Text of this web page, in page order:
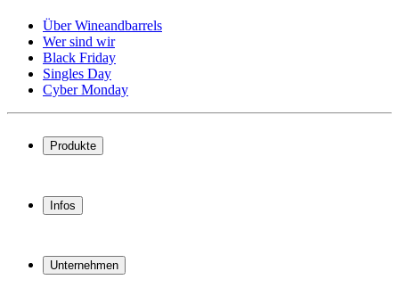
Über Wineandbarrels
Wer sind wir
Black Friday
Singles Day
Cyber Monday
Produkte
Weinregal
Weinmöbel
Infos
Garantie
Bezahlung
Unternehmen